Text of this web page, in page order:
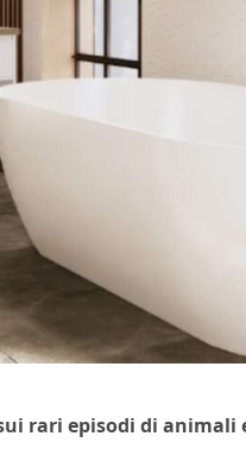
rari episodi di animali